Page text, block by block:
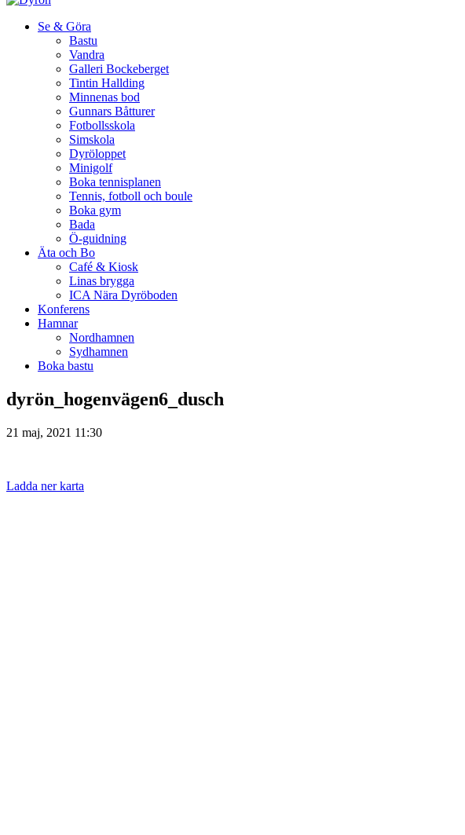
Se & Göra
Bastu
Vandra
Galleri Bockeberget
Tintin Hallding
Minnenas bod
Gunnars Båtturer
Fotbollsskola
Simskola
Dyröloppet
Minigolf
Boka tennisplanen
Tennis, fotboll och boule
Boka gym
Bada
Ö-guidning
Äta och Bo
Café & Kiosk
Linas brygga
ICA Nära Dyröboden
Konferens
Hamnar
Nordhamnen
Sydhamnen
Boka bastu
dyrön_hogenvägen6_dusch
21 maj, 2021 11:30
Ladda ner karta